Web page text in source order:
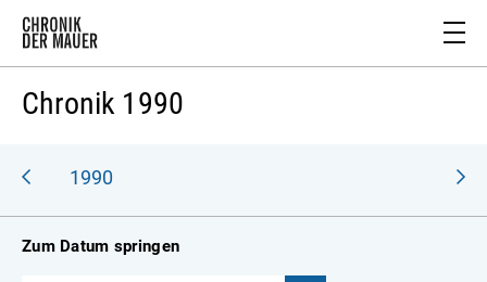
Chronik 1990
1990
Zum Datum springen